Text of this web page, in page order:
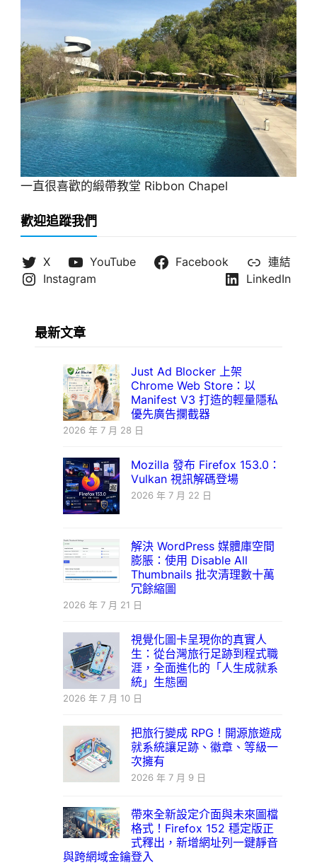
一直很喜歡的緞帶教堂 Ribbon Chapel
歡迎追蹤我們
X YouTube Facebook
連結
Instagram
LinkedIn
最新文章
Just Ad Blocker 上架
Chrome Web Store：以
Manifest V3 打造的輕量隱私
優先廣告攔截器
2026 年 7 月 28 日
Mozilla 發布 Firefox 153.0：
Vulkan 視訊解碼登場
2026 年 7 月 22 日
解決 WordPress 媒體庫空間
膨脹：使用 Disable All
Thumbnails 批次清理數十萬
冗餘縮圖
2026 年 7 月 21 日
視覺化圖卡呈現你的真實人
生：從台灣旅行足跡到程式職
涯，全面進化的「人生成就系
統」生態圈
2026 年 7 月 10 日
把旅行變成 RPG！開源旅遊成
就系統讓足跡、徽章、等級一
次擁有
2026 年 7 月 9 日
帶來全新設定介面與未來圖檔
格式！Firefox 152 穩定版正
式釋出，新增網址列一鍵靜音
與跨網域金鑰登入